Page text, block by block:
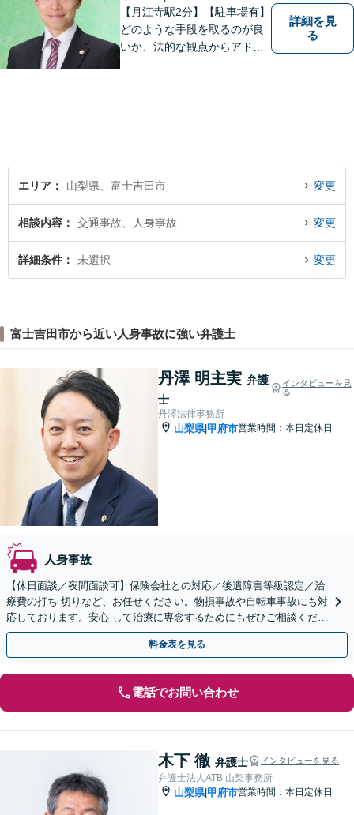
【月江寺駅2分】【駐車場有】
どのような手段を取るのが良
いか、法的な観点からアドバ
詳細を見
る
エリア 山梨県、富士吉田市 変更
相談内容 交通事故、人身事故 変更
詳細条件 未選択 変更
富士吉田市から近い人身事故に強い弁護士
丹澤 明主実 弁護
士
インタビューを見
る
丹澤法律事務所
山梨県|甲府市営業時間：本日定休日
人身事故
【休日面談／夜間面談可】保険会社との対応／後遺障害等級認定／治
療費の打ち 切りなど、お任せください。物損事故や自転車事故にも対
応しております。安心 して治療に専念するためにもぜひご相談くださ
い。
料金表を見る
電話でお問い合わせ
木下 徹 弁護士 インタビューを見る
弁護士法人ATB 山梨事務所
山梨県|甲府市営業時間：本日定休日